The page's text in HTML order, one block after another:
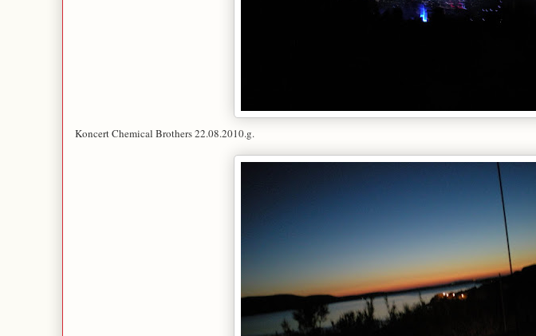
Koncert Chemical Brothers 22.08.2010.g.